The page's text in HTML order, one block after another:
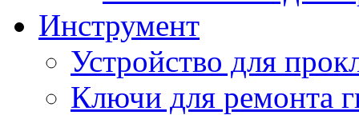
Инструмент
Устройство для
Ключи для ремонта